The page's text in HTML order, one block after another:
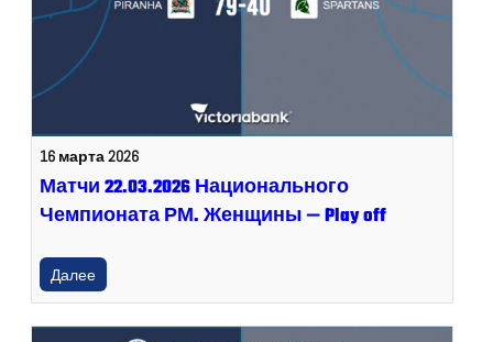
16 марта 2026
Матчи 22.03.2026 Национального
Чемпионата РМ. Женщины — Play off
Далее